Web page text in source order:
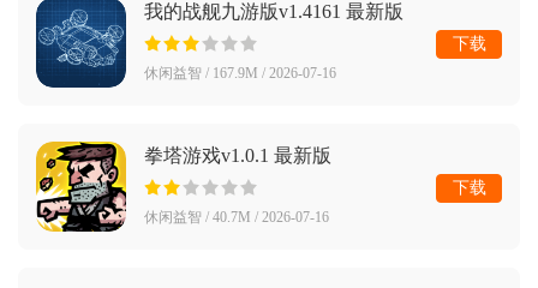
我的战舰九游版v1.4161 最新版
休闲益智 / 167.9M / 2026-07-16
下载
拳塔游戏v1.0.1 最新版
休闲益智 / 40.7M / 2026-07-16
下载